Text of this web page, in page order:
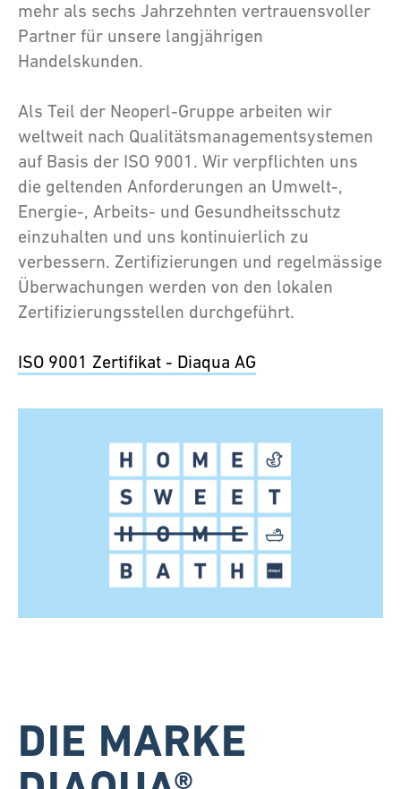
mehr als sechs Jahrzehnten vertrauensvoller
Partner für unsere langjährigen
Handelskunden.
Als Teil der Neoperl-Gruppe arbeiten wir
weltweit nach Qualitätsmanagementsystemen
auf Basis der ISO 9001. Wir verpflichten uns
die geltenden Anforderungen an Umwelt-,
Energie-, Arbeits- und Gesundheitsschutz
einzuhalten und uns kontinuierlich zu
verbessern. Zertifizierungen und regelmässige
Überwachungen werden von den lokalen
Zertifizierungsstellen durchgeführt.
ISO 9001 Zertifikat - Diaqua AG
DIE MARKE